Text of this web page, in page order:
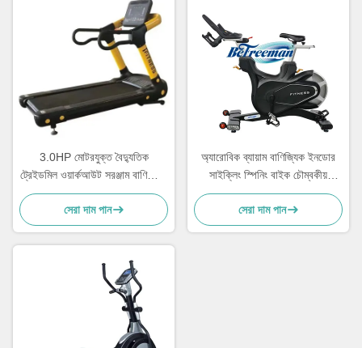
3.0HP মোটরযুক্ত বৈদ্যুতিক
ট্রেইডমিল ওয়ার্কআউট সরঞ্জাম বাণিজ্যিক
0.5-20km/H
সেরা দাম পান
অ্যারোবিক ব্যায়াম বাণিজ্যিক ইনডোর
সাইক্লিং স্পিনিং বাইক চৌম্বকীয়
প্রতিরোধের
সেরা দাম পান